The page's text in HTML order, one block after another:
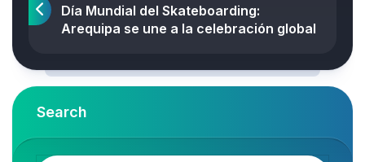
Día Mundial del Skateboarding:
Arequipa se une a la celebración global
Search